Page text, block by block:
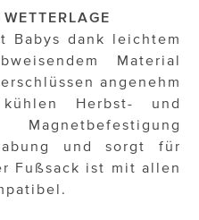
Babys dank leichtem
Material
angenehm
Herbst- und
und sorgt für
Fußsack ist mit allen